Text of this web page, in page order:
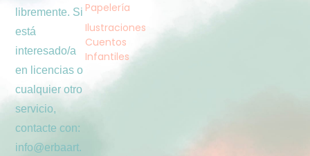
Papelería
Ilustraciones
Cuentos
Infantiles
libremente. Si
está
interesado/a
en licencias o
cualquier otro
servicio,
contacte con:
info@erbaart.